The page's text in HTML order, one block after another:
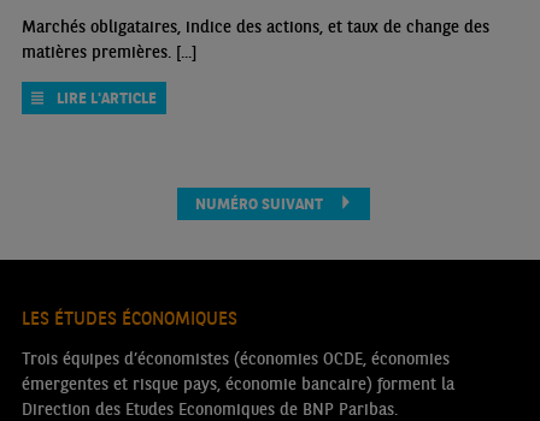
Marchés obligataires, indice des actions, et taux de change des
matières premières. [...]
LIRE L'ARTICLE
NUMÉRO SUIVANT
LES ÉTUDES ÉCONOMIQUES
Trois équipes d’économistes (économies OCDE, économies
émergentes et risque pays, économie bancaire) forment la
Direction des Etudes Economiques de BNP Paribas.